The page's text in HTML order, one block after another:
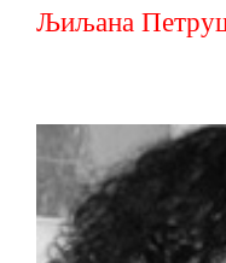
Љиљана